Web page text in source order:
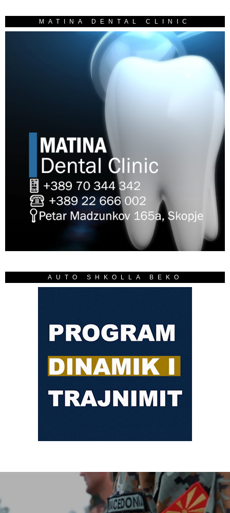
MATINA DENTAL CLINIC
AUTO SHKOLLA BEKO